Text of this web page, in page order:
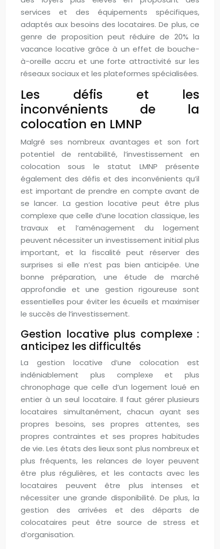
services et des équipements spécifiques,
adaptés aux besoins des locataires. De plus, ce
genre de proposition peut réduire de 20% la
vacance locative grâce à un effet de bouche-
à-oreille accru et une forte attractivité sur les
réseaux sociaux et les plateformes spécialisées.
Les défis et les
inconvénients de la
colocation en LMNP
Malgré ses nombreux avantages et son fort
potentiel de rentabilité, l’investissement en
colocation sous le statut LMNP présente
également des défis et des inconvénients qu’il
est important de prendre en compte avant de
se lancer. La gestion locative peut être plus
complexe que celle d’une location classique, les
travaux et l’aménagement du logement
peuvent nécessiter un investissement initial plus
important, et la fiscalité peut réserver des
surprises si elle n’est pas bien anticipée. Une
bonne préparation, une étude de marché
approfondie et une gestion rigoureuse sont
essentielles pour éviter les écueils et maximiser
le succès de l’investissement.
Gestion locative plus complexe :
anticipez les difficultés
La gestion locative d’une colocation est
indéniablement plus complexe et plus
chronophage que celle d’un logement loué en
entier à un seul locataire. Il faut gérer plusieurs
locataires simultanément, chacun ayant ses
propres besoins, ses propres attentes, ses
propres contraintes et ses propres habitudes
de vie. Les états des lieux sont plus nombreux et
plus fréquents, les relances de loyer peuvent
être plus régulières, et les contacts avec les
locataires peuvent être plus intenses et
nécessiter une grande disponibilité. De plus, la
gestion des arrivées et des départs de
colocataires peut être source de stress et
d’organisation.